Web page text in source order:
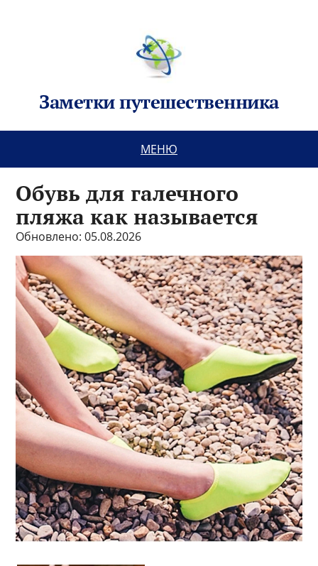
Заметки путешественника
МЕНЮ
Обувь для галечного
пляжа как называется
Обновлено: 05.08.2026